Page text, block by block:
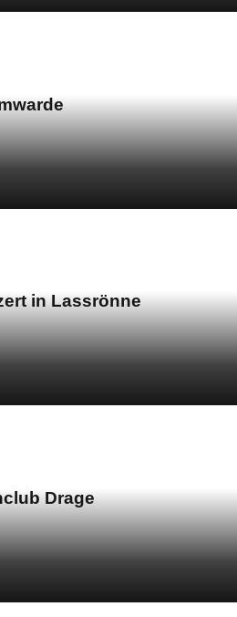
in Lassrönne
Drage